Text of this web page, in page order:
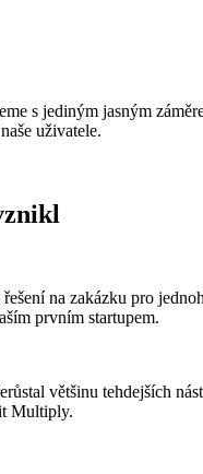
s jediným jasným
uživatele.
na zakázku pro
prvním startupem.
většinu tehdejších
Multiply.